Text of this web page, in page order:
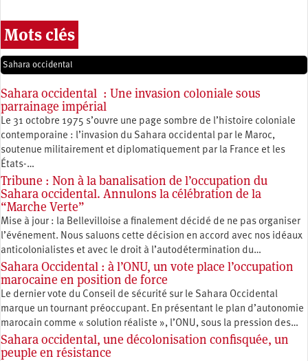
Mots clés
Sahara occidental
Sahara occidental : Une invasion coloniale sous
parrainage impérial
Le 31 octobre 1975 s’ouvre une page sombre de l’histoire coloniale
contemporaine : l’invasion du Sahara occidental par le Maroc,
soutenue militairement et diplomatiquement par la France et les
États-…
Tribune : Non à la banalisation de l’occupation du
Sahara occidental. Annulons la célébration de la
“Marche Verte”
Mise à jour : la Bellevilloise a finalement décidé de ne pas organiser
l’événement. Nous saluons cette décision en accord avec nos idéaux
anticolonialistes et avec le droit à l’autodétermination du…
Sahara Occidental : à l’ONU, un vote place l’occupation
marocaine en position de force
Le dernier vote du Conseil de sécurité sur le Sahara Occidental
marque un tournant préoccupant. En présentant le plan d’autonomie
marocain comme « solution réaliste », l’ONU, sous la pression des…
Sahara occidental, une décolonisation confisquée, un
peuple en résistance